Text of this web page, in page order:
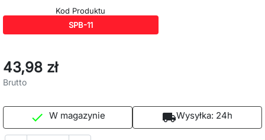
Kod Produktu
SPB-11
43,98 zł
Brutto
 W magazynie local_shippingWysyłka: 24h